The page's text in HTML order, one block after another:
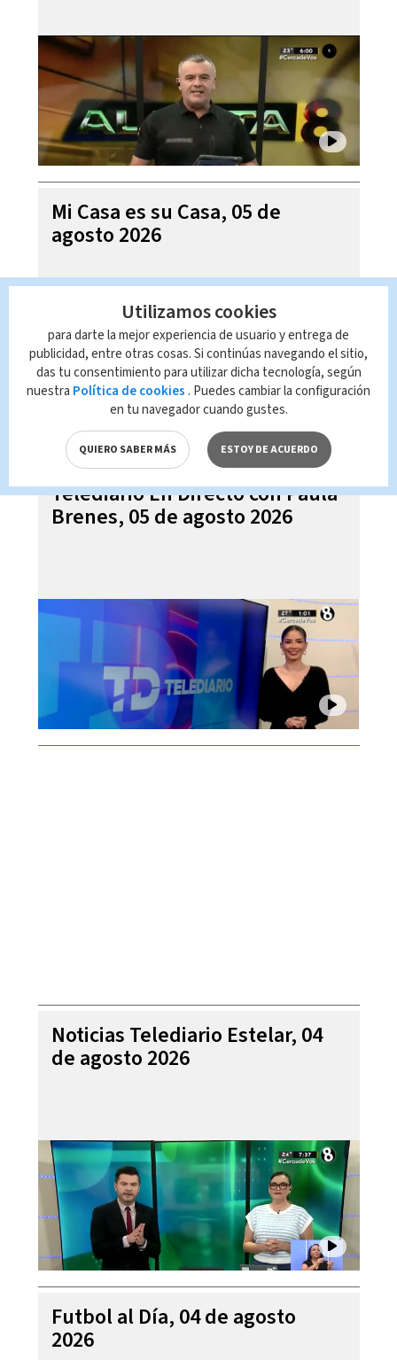
Mi Casa es su Casa, 05 de
agosto 2026
Telediario En Directo con Paula
Brenes, 05 de agosto 2026
Noticias Telediario Estelar, 04
de agosto 2026
Futbol al Día, 04 de agosto
2026
Utilizamos cookies
para darte la mejor experiencia de usuario y entrega de
publicidad, entre otras cosas. Si continúas navegando el sitio,
das tu consentimiento para utilizar dicha tecnología, según
nuestra Política de cookies . Puedes cambiar la configuración
en tu navegador cuando gustes.
QUIERO SABER MÁS ESTOY DE ACUERDO